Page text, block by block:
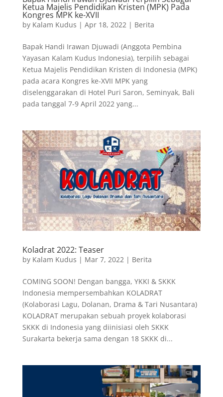
Ketua Majelis Pendidikan Kristen (MPK) Pada
Kongres MPK ke-XVII
by Kalam Kudus | Apr 18, 2022| Berita
Bapak Handi Irawan Djuwadi (Anggota Pembina
Yayasan Kalam Kudus Indonesia), terpilih sebagai
Ketua Majelis Pendidikan Kristen di Indonesia (MPK)
pada acara Kongres ke-XVII MPK yang
diselenggarakan di Hotel Puri Saron, Seminyak, Bali
pada tanggal 7-9 April 2022 yang...
Koladrat 2022: Teaser
by Kalam Kudus | Mar 7, 2022 | Berita
COMING SOON! Dengan bangga, YKKI & SKKK
Indonesia mempersembahkan KOLADRAT
(Kolaborasi Lagu, Dolanan, Drama & Tari Nusantara)
KOLADRAT merupakan sebuah proyek kolaborasi
SKKK di Indonesia yang diinisiasi oleh SKKK
Surakarta bekerja sama dengan 18 SKKK di...